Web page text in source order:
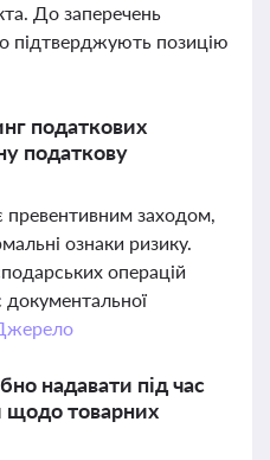
До заперечень
підтверджують позицію
податкових
податкову
заходом,
ознаки ризику.
операцій
надавати під час
щодо товарних